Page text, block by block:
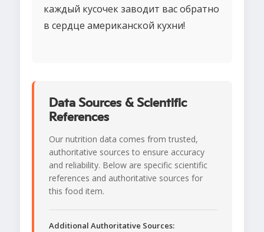
каждый кусочек заводит вас обратно
в сердце американской кухни!
Data Sources & Scientific
References
Our nutrition data comes from trusted,
authoritative sources to ensure accuracy
and reliability. Below are specific scientific
references and authoritative sources for
this food item.
Additional Authoritative Sources: